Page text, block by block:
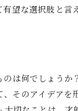
望な選択肢と言
は何でしょうか
そのアイデアを